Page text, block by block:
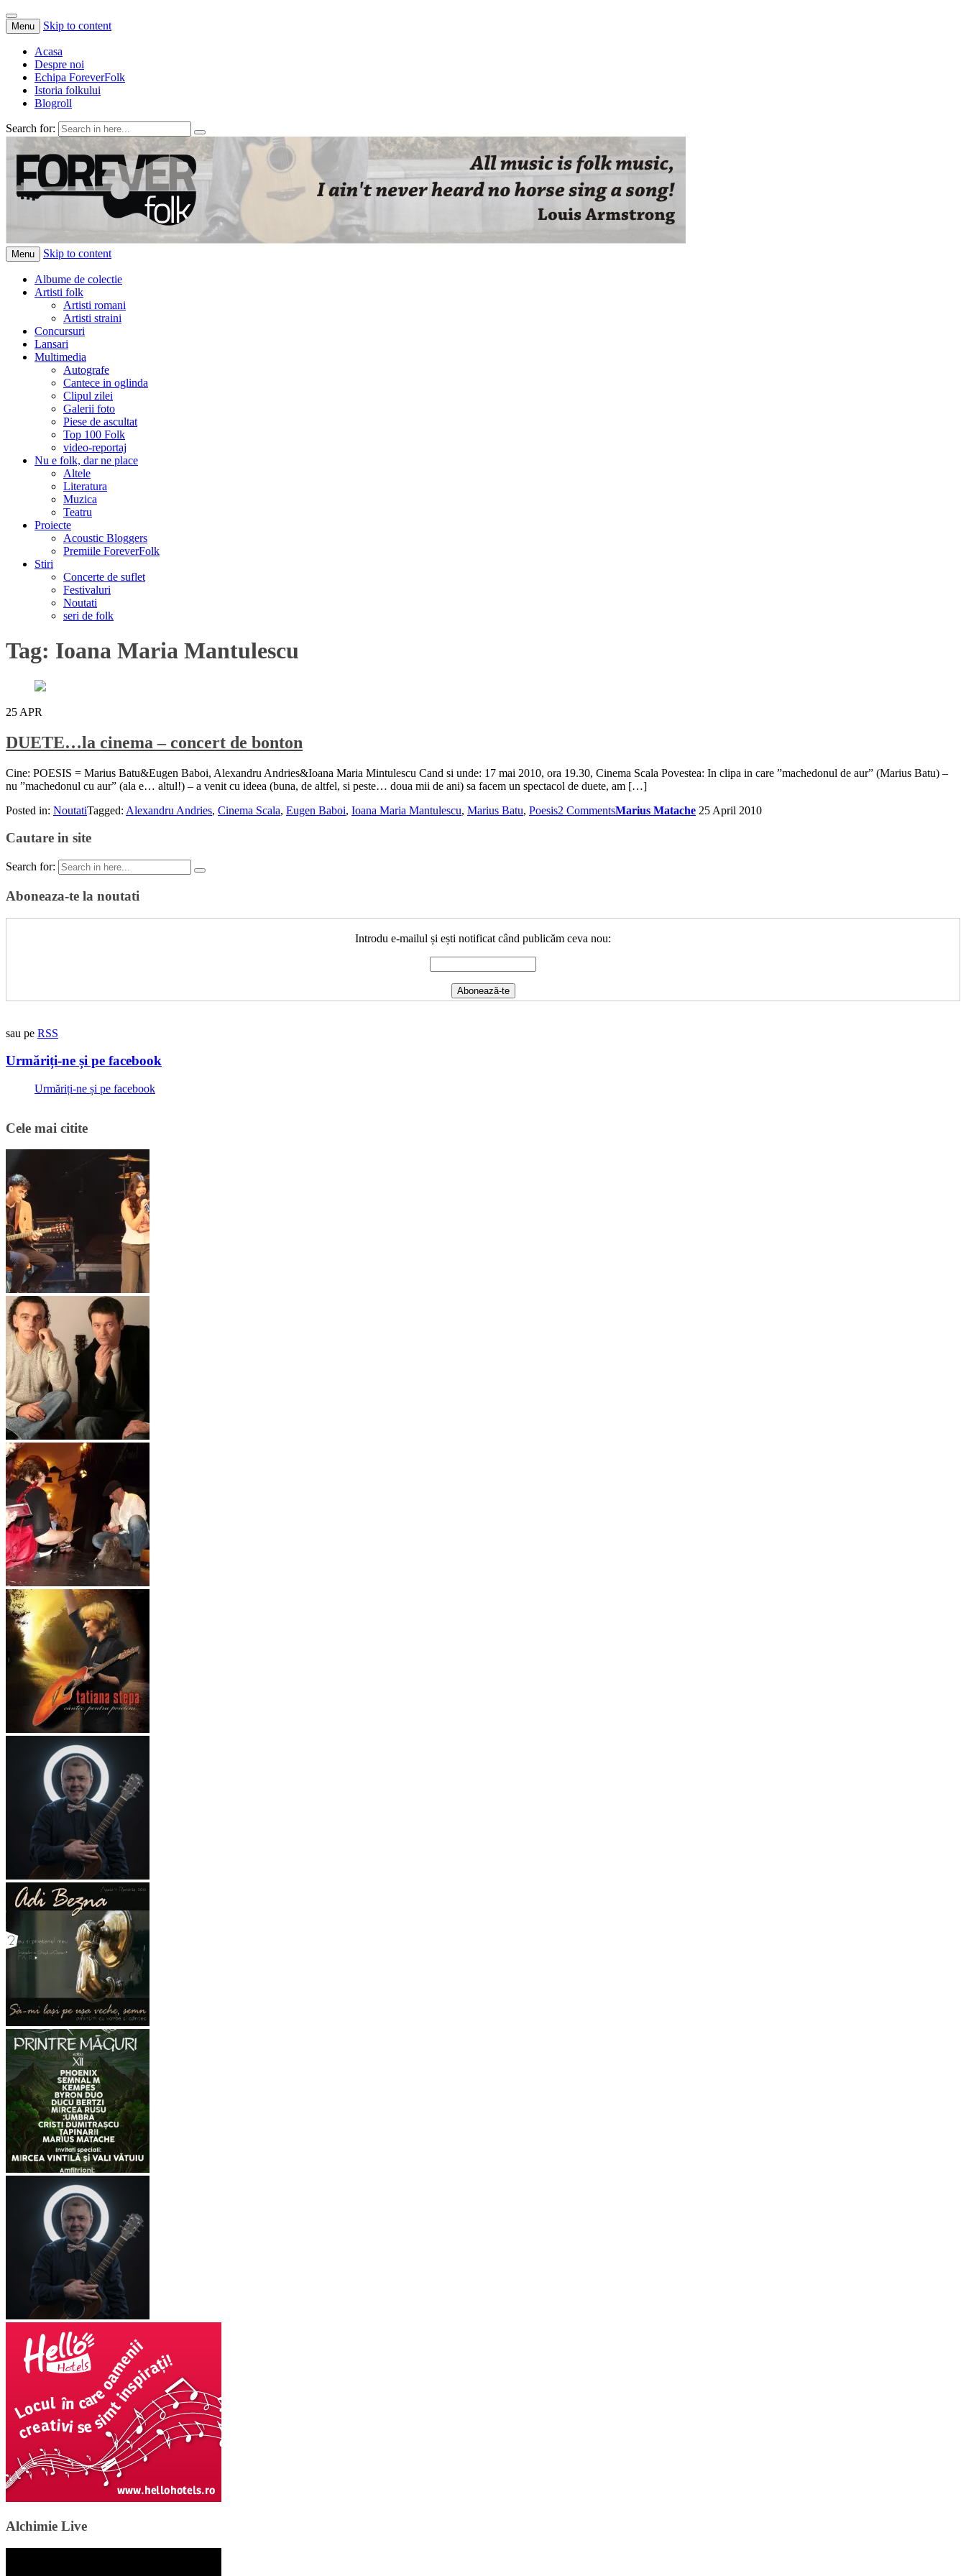
Menu Skip to content
Acasa
Despre noi
Echipa ForeverFolk
Istoria folkului
Blogroll
Search for:
ForeverFolk
Muzica sufletului tau
Menu Skip to content
Albume de colectie
Artisti folk
Artisti romani
Artisti straini
Concursuri
Lansari
Multimedia
Autografe
Cantece in oglinda
Clipul zilei
Galerii foto
Piese de ascultat
Top 100 Folk
video-reportaj
Nu e folk, dar ne place
Altele
Literatura
Muzica
Teatru
Proiecte
Acoustic Bloggers
Premiile ForeverFolk
Stiri
Concerte de suflet
Festivaluri
Noutati
seri de folk
Tag: Ioana Maria Mantulescu
25 APR
DUETE…la cinema – concert de bonton
Cine: POESIS = Marius Batu&Eugen Baboi, Alexandru Andries&Ioana Maria Mintulescu Cand si unde: 17 mai 2010, ora 19.30, Cinema Scala Povestea: In clipa in care ”machedonul de aur” (Marius Batu) –
nu ”machedonul cu aur” (ala e… altul!) – a venit cu ideea (buna, de altfel, si peste… doua mii de ani) sa facem un spectacol de duete, am […]
Posted in: NoutatiTagged: Alexandru Andries, Cinema Scala, Eugen Baboi, Ioana Maria Mantulescu, Marius Batu, Poesis2 CommentsMarius Matache 25 April 2010
Cautare in site
Search for:
Aboneaza-te la noutati
Introdu e-mailul și ești notificat când publicăm ceva nou:
sau pe RSS
Urmăriți-ne și pe facebook
Urmăriți-ne și pe facebook
Cele mai citite
Alchimie Live